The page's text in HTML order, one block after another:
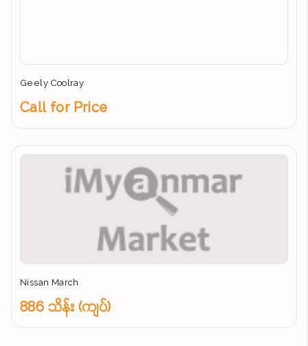
Geely Coolray
Call for Price
Nissan March
886 သိန်း (ကျပ်)